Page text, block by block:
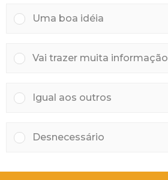
Uma boa idéia
Vai trazer muita informação
Igual aos outros
Desnecessário